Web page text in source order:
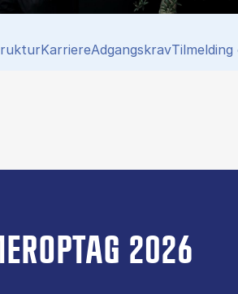
Show panel
KarriereShow panel
AdgangskravShow
2026